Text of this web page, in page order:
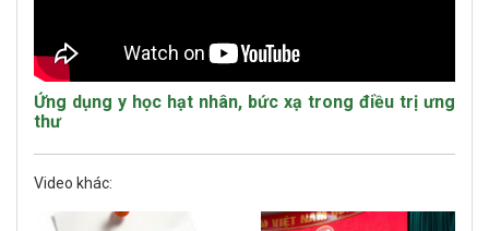
Ứng dụng y học hạt nhân, bức xạ trong điều trị ưng
thư
Video khác: